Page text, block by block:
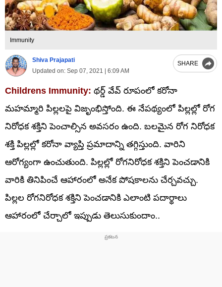
Immunity
Shiva Prajapati
Updated on: Sep 07, 2021 | 6:09 AM
SHARE
Childrens Immunity: థర్డ్ వేవ్‌ రూపంలో కరోనా
మహమ్మారి పిల్లలపై విజృంభిస్తోంది. ఈ నేపథ్యంలో పిల్లల్లో రోగ
నిరోధక శక్తిని పెంచాల్సిన అవసరం ఉంది. బలమైన రోగ నిరోధక
శక్తి పిల్లల్లో కరోనా వ్యాప్తి ప్రమాదాన్ని తగ్గిస్తుంది. వారిని
ఆరోగ్యంగా ఉంచుతుంది. పిల్లల్లో రోగనిరోధక శక్తిని పెంచడానికి
వారికి తినిపించే ఆహారంలో అనేక పోషకాలను చేర్చవచ్చు.
పిల్లల రోగనిరోధక శక్తిని పెంచడానికి ఎలాంటి పదార్థాలు
ఆహారంలో చేర్చాలో ఇప్పుడు తెలుసుకుందాం..